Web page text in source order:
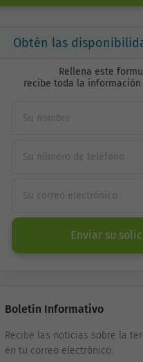
Obtén las
Rellena este
recibe toda la
Enviar su
Boletín Informativo
Recibe las noticias sobre la
en tu correo electrónico: